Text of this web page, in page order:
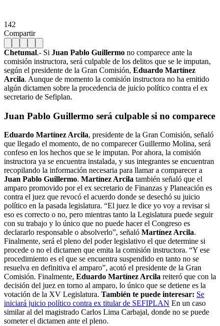
142
Compartir
Chetumal.- Si Juan Pablo Guillermo no comparece ante la
comisión instructora, será culpable de los delitos que se le imputan,
según el presidente de la Gran Comisión, Eduardo Martínez
Arcila. Aunque de momento la comisión instructora no ha emitido
algún dictamen sobre la procedencia de juicio político contra el ex
secretario de Sefiplan.
Juan Pablo Guillermo será culpable si no comparece
Eduardo Martínez Arcila, presidente de la Gran Comisión, señaló
que llegado el momento, de no comparecer Guillermo Molina, será
confeso en los hechos que se le imputan. Por ahora, la comisión
instructora ya se encuentra instalada, y sus integrantes se encuentran
recopilando la información necesaria para llamar a comparecer a
Juan Pablo Guillermo. Martínez Arcila también señaló que el
amparo promovido por el ex secretario de Finanzas y Planeación es
contra el juez que revocó el acuerdo donde se desechó su juicio
político en la pasada legislatura. “El juez le dice yo voy a revisar si
eso es correcto o no, pero mientras tanto la Legislatura puede seguir
con su trabajo y lo único que no puede hacer el Congreso es
declararlo responsable o absolverlo”, señaló Martínez Arcila.
Finalmente, será el pleno del poder legislativo el que determine si
procede o no el dictamen que emita la comisión instructora. “Y ese
procedimiento es el que se encuentra suspendido en tanto no se
resuelva en definitiva el amparo”, acotó el presidente de la Gran
Comisión. Finalmente, Eduardo Martínez Arcila reiteró que con la
decisión del juez en torno al amparo, lo único que se detiene es la
votación de la XV Legislatura. También te puede interesar: Se
iniciará juicio político contra ex titular de SEFIPLAN En un caso
similar al del magistrado Carlos Lima Carbajal, donde no se puede
someter el dictamen ante el pleno.